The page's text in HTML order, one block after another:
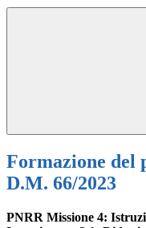
Formazione del
D.M. 66/2023
PNRR Missione 4: